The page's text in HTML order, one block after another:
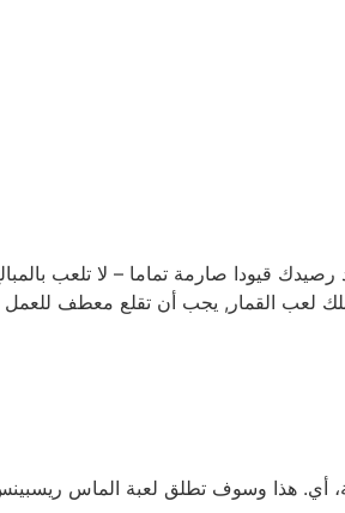
قيودا صارمة تماما – لا تلعب
لعب القمار, يجب أن تقلع معطف للعمل
فوق ويقع فعليا داخل خطوط الولاية، أي. هذا وسوف تطلق لعبة